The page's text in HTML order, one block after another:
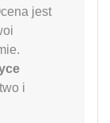
jest
i